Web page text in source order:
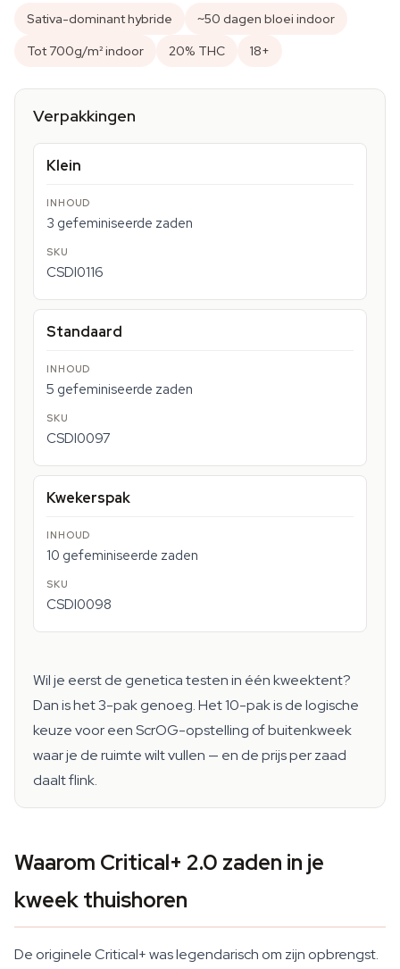
Sativa-dominant hybride
~50 dagen bloei indoor
Tot 700g/m² indoor
20% THC 18+
Verpakkingen
Klein
3 gefeminiseerde zaden
CSDI0116
Standaard
5 gefeminiseerde zaden
CSDI0097
Kwekerspak
10 gefeminiseerde zaden
CSDI0098
Wil je eerst de genetica testen in één kweektent?
Dan is het 3-pak genoeg. Het 10-pak is de logische
keuze voor een ScrOG-opstelling of buitenkweek
waar je de ruimte wilt vullen — en de prijs per zaad
daalt flink.
Waarom Critical+ 2.0 zaden in je
kweek thuishoren
De originele Critical+ was legendarisch om zijn opbrengst.